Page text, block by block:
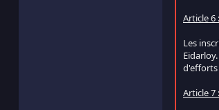
Article 6
Les
d'efforts
Article 7